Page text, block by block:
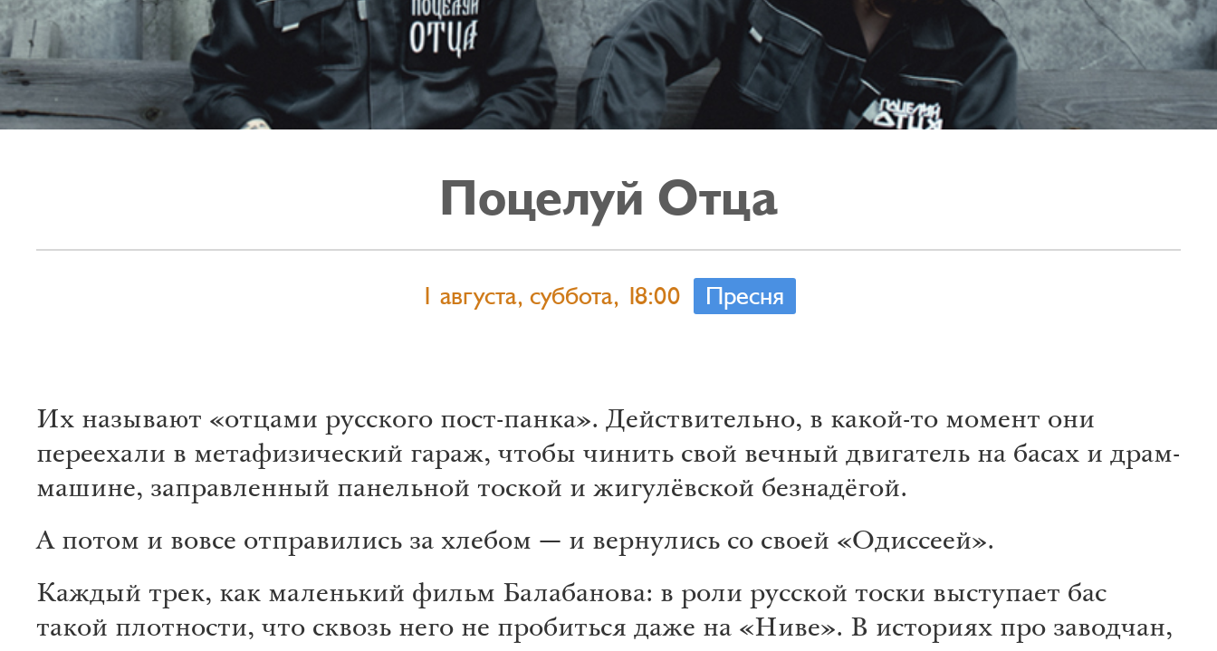
Поцелуй Отца
1 августа, суббота, 18:00 Пресня
Их называют «отцами русского пост-панка». Действительно, в какой-то момент они
переехали в метафизический гараж, чтобы чинить свой вечный двигатель на басах и драм-
машине, заправленный панельной тоской и жигулёвской безнадёгой.
А потом и вовсе отправились за хлебом — и вернулись со своей «Одиссеей».
Каждый трек, как маленький фильм Балабанова: в роли русской тоски выступает бас
такой плотности, что сквозь него не пробиться даже на «Ниве». В историях про заводчан,